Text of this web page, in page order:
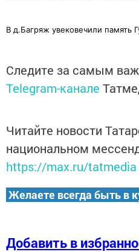
В д.Багряж увековечили память
Следите за самым
Telegram-канале
Читайте новости
национальном
https://max.ru/tatmedia
Желаете всегда быть в
Добавить в